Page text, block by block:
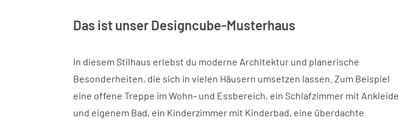
Das ist unser Designcube-Musterhaus
In diesem Stilhaus erlebst du moderne Architektur und planerische
Besonderheiten, die sich in vielen Häusern umsetzen lassen. Zum Beispiel
eine offene Treppe im Wohn- und Essbereich, ein Schlafzimmer mit Ankleide
und eigenem Bad, ein Kinderzimmer mit Kinderbad, eine überdachte